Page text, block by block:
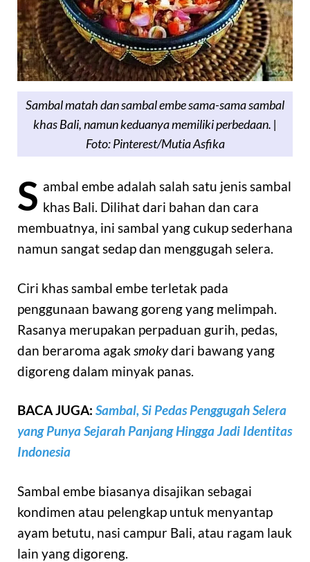
Sambal matah dan sambal embe sama-sama sambal
khas Bali, namun keduanya memiliki perbedaan. |
Foto: Pinterest/Mutia Asfika
S ambal embe adalah salah satu jenis sambal
khas Bali. Dilihat dari bahan dan cara
membuatnya, ini sambal yang cukup sederhana
namun sangat sedap dan menggugah selera.
Ciri khas sambal embe terletak pada
penggunaan bawang goreng yang melimpah.
Rasanya merupakan perpaduan gurih, pedas,
dan beraroma agaksmokydari bawang yang
digoreng dalam minyak panas.
BACA JUGA: Sambal, Si Pedas Penggugah Selera
yang Punya Sejarah Panjang Hingga Jadi Identitas
Indonesia
Sambal embe biasanya disajikan sebagai
kondimen atau pelengkap untuk menyantap
ayam betutu, nasi campur Bali, atau ragam lauk
lain yang digoreng.